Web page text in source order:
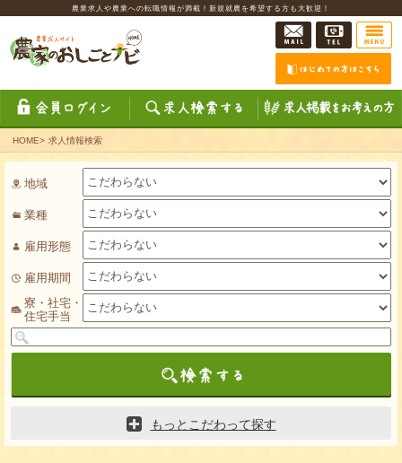
農業求人や農業への転職情報が満載！新規就農を希望する方も大歓迎！
HOME> 求人情報検索
地域
業種
雇用形態
雇用期間
寮・社宅・
住宅手当
もっとこだわって探す